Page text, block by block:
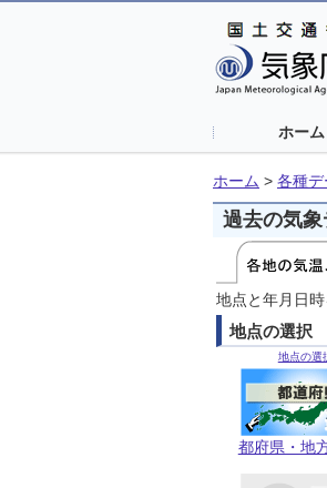
ホーム
ホーム > 各種
過去の気
地点と年月日
地点の選択
地点の選
都府県・地